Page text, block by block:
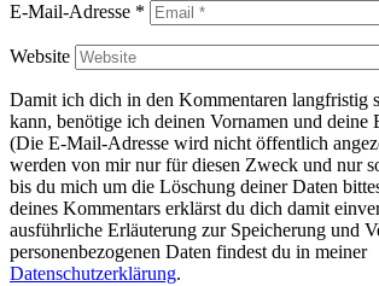
E-Mail-Adresse *
Website
Damit ich dich in den Kommentaren langfristig
kann, benötige ich deinen Vornamen und deine
(Die E-Mail-Adresse wird nicht öffentlich
werden von mir nur für diesen Zweck und nur
bis du mich um die Löschung deiner Daten
deines Kommentars erklärst du dich damit
ausführliche Erläuterung zur Speicherung und
personenbezogenen Daten findest du in meiner
Datenschutzerklärung.